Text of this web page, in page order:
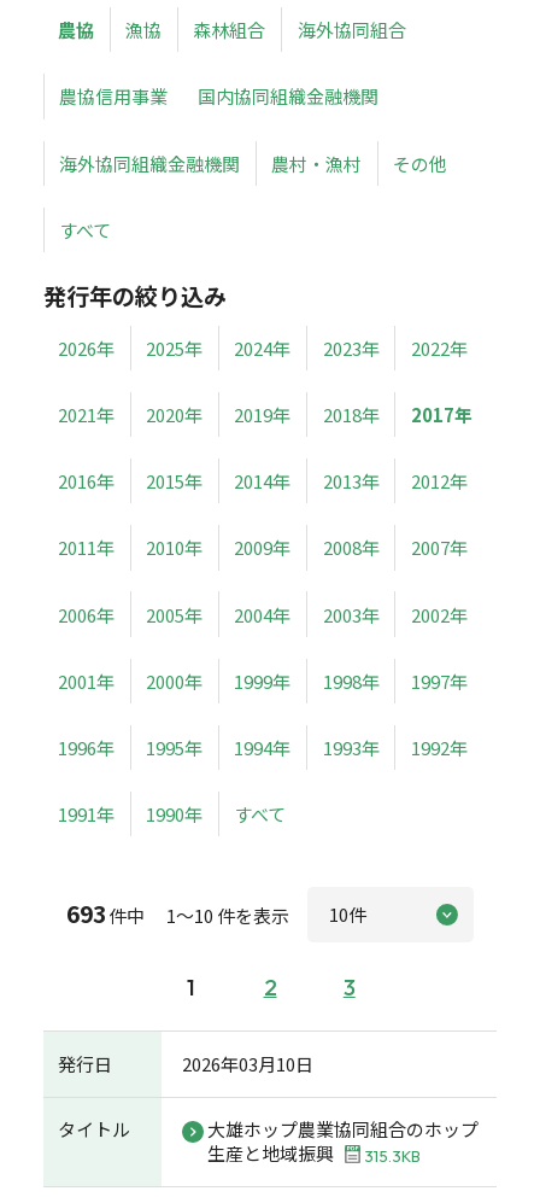
農協 漁協 森林組合 海外協同組合
農協信用事業 国内協同組織金融機関
海外協同組織金融機関 農村・漁村 その他
すべて
発行年の絞り込み
2026年 2025年 2024年 2023年 2022年
2021年 2020年 2019年 2018年 2017年
2016年 2015年 2014年 2013年 2012年
2011年 2010年 2009年 2008年 2007年
2006年 2005年 2004年 2003年 2002年
2001年 2000年 1999年 1998年 1997年
1996年 1995年 1994年 1993年 1992年
1991年 1990年 すべて
693件中 1～10 件を表示
1 2 3
発行日 2026年03月10日
タイトル
大雄ホップ農業協同組合のホップ
生産と地域振興
315.3KB